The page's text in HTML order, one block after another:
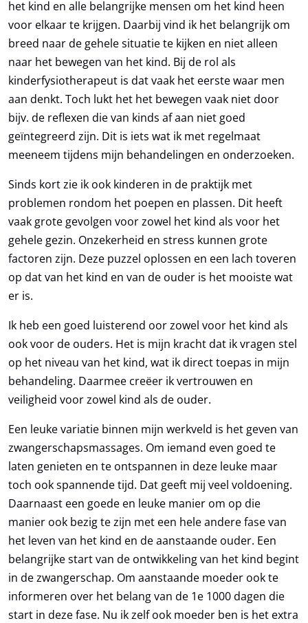
U gaat akkoord met hetprivacy reglementvan
Kinderfysio Nelissen
het kind en alle belangrijke mensen om het kind heen
voor elkaar te krijgen. Daarbij vind ik het belangrijk om
breed naar de gehele situatie te kijken en niet alleen
naar het bewegen van het kind. Bij de rol als
kinderfysiotherapeut is dat vaak het eerste waar men
aan denkt. Toch lukt het het bewegen vaak niet door
bijv. de reflexen die van kinds af aan niet goed
geïntegreerd zijn. Dit is iets wat ik met regelmaat
meeneem tijdens mijn behandelingen en onderzoeken.
Sinds kort zie ik ook kinderen in de praktijk met
problemen rondom het poepen en plassen. Dit heeft
vaak grote gevolgen voor zowel het kind als voor het
gehele gezin. Onzekerheid en stress kunnen grote
factoren zijn. Deze puzzel oplossen en een lach toveren
op dat van het kind en van de ouder is het mooiste wat
er is.
Ik heb een goed luisterend oor zowel voor het kind als
ook voor de ouders. Het is mijn kracht dat ik vragen stel
op het niveau van het kind, wat ik direct toepas in mijn
behandeling. Daarmee creëer ik vertrouwen en
veiligheid voor zowel kind als de ouder.
Een leuke variatie binnen mijn werkveld is het geven van
zwangerschapsmassages. Om iemand even goed te
laten genieten en te ontspannen in deze leuke maar
toch ook spannende tijd. Dat geeft mij veel voldoening.
Daarnaast een goede en leuke manier om op die
manier ook bezig te zijn met een hele andere fase van
het leven van het kind en de aanstaande ouder. Een
belangrijke start van de ontwikkeling van het kind begint
in de zwangerschap. Om aanstaande moeder ook te
informeren over het belang van de 1e 1000 dagen die
start in deze fase. Nu ik zelf ook moeder ben is het extra